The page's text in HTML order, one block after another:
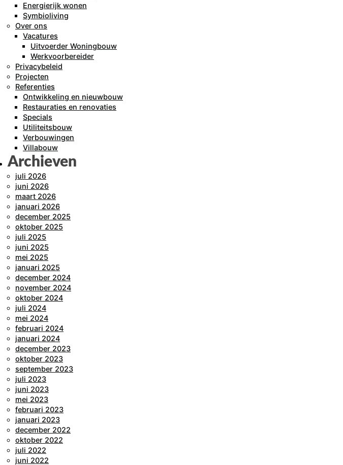
Energierijk wonen
Symbioliving
Over ons
Vacatures
Uitvoerder Woningbouw
Werkvoorbereider
Privacybeleid
Projecten
Referenties
Ontwikkeling en nieuwbouw
Restauraties en renovaties
Specials
Utiliteitsbouw
Verbouwingen
Villabouw
Archieven
juli 2026
juni 2026
maart 2026
januari 2026
december 2025
oktober 2025
juli 2025
juni 2025
mei 2025
januari 2025
december 2024
november 2024
oktober 2024
juli 2024
mei 2024
februari 2024
januari 2024
december 2023
oktober 2023
september 2023
juli 2023
juni 2023
mei 2023
februari 2023
januari 2023
december 2022
oktober 2022
juli 2022
juni 2022